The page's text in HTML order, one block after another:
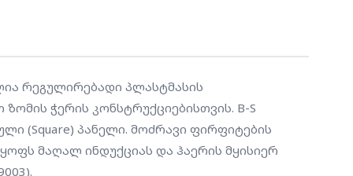
რეგულირებადი პლასტმასის
ჭერის კონსტრუქციებისთვის. B-S
(Square) პანელი. მოძრავი ფირფიტების
მაღალ ინდუქციას და ჰაერის მყისიერ